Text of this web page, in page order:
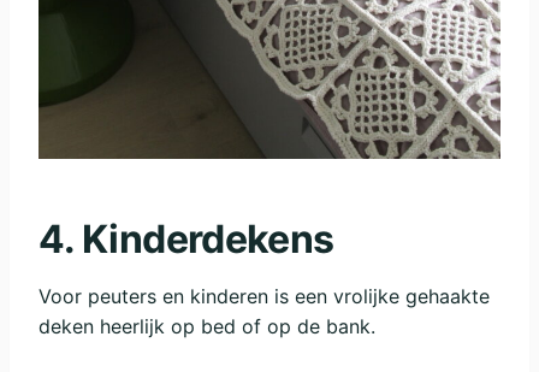
4. Kinderdekens
Voor peuters en kinderen is een vrolijke gehaakte
deken heerlijk op bed of op de bank.